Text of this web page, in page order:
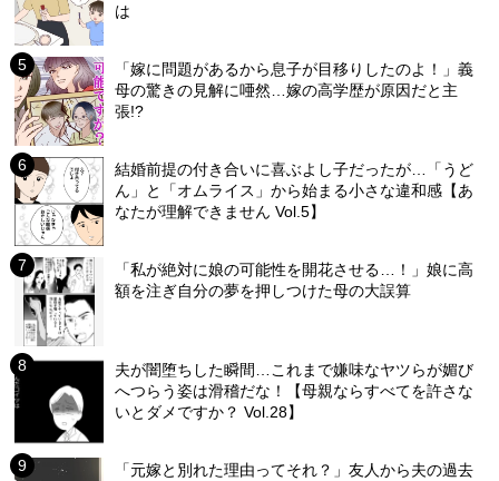
は
「嫁に問題があるから息子が目移りしたのよ！」義
母の驚きの見解に唖然…嫁の高学歴が原因だと主
張!?
結婚前提の付き合いに喜ぶよし子だったが…「うど
ん」と「オムライス」から始まる小さな違和感【あ
なたが理解できません Vol.5】
「私が絶対に娘の可能性を開花させる…！」娘に高
額を注ぎ自分の夢を押しつけた母の大誤算
夫が闇堕ちした瞬間…これまで嫌味なヤツらが媚び
へつらう姿は滑稽だな！【母親ならすべてを許さな
いとダメですか？ Vol.28】
「元嫁と別れた理由ってそれ？」友人から夫の過去